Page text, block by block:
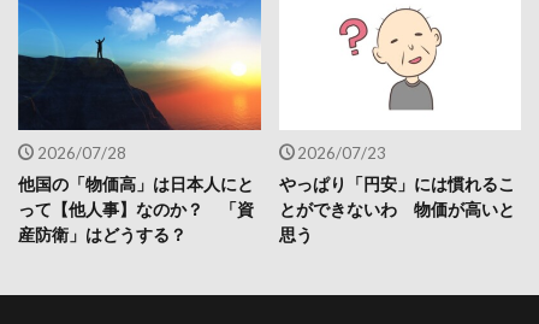
2026/07/28
他国の「物価高」は日本人にと
って【他人事】なのか？ 「資
産防衛」はどうする？
2026/07/23
やっぱり「円安」には慣れるこ
とができないわ 物価が高いと
思う